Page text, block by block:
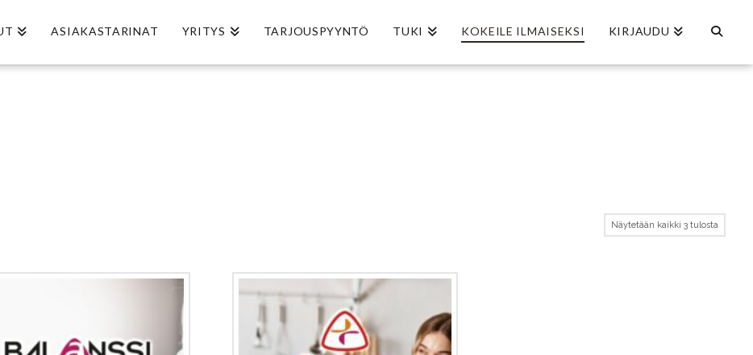
ASIAKASTARINAT YRITYS TARJOUSPYYNTÖ TUKI KOKEILE ILMAISEKSI KIRJAUDU
Näytetään kaikki 3 tulosta